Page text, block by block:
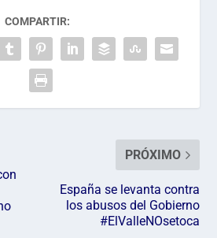
COMPARTIR:
PRÓXIMO
España se levanta contra
los abusos del Gobierno
#ElValleNOsetoca